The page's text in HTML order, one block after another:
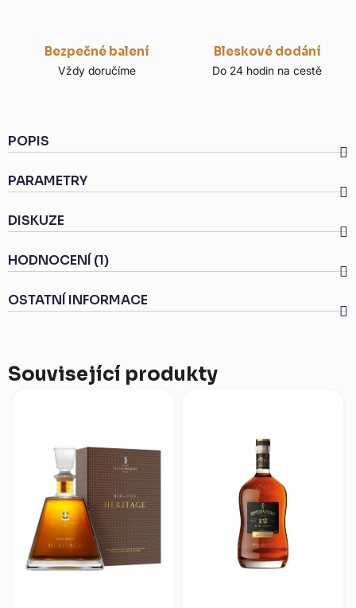
Bezpečné balení
Vždy doručíme
Bleskové dodání
Do 24 hodin na cestě
POPIS
PARAMETRY
DISKUZE
HODNOCENÍ (1)
OSTATNÍ INFORMACE
Související produkty